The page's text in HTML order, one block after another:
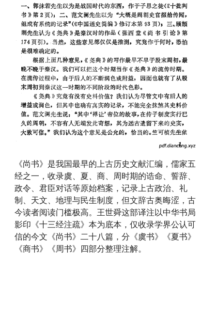
《尚书》是我国最早的上古历史文献汇编，儒家五
经之一，收录虞、夏、商、周时期的诰命、誓辞、
政令、君臣对话等原始档案，记录上古政治、礼
制、天文、地理与民生制度，但文辞古奥晦涩，古
今读者阅读门槛极高。王世舜这部译注以中华书局
影印《十三经注疏》本为底本，仅收录学界公认可
信的今文《尚书》二十八篇，分《虞书》《夏书》
《商书》《周书》四部分整理注解。